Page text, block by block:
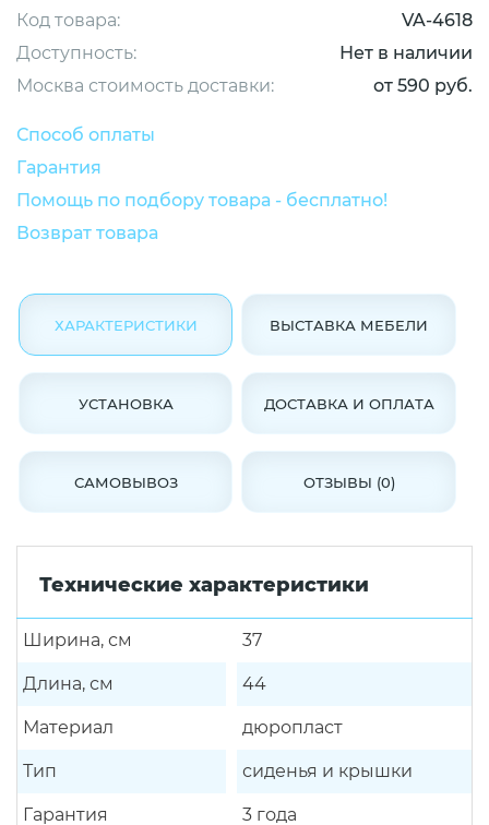
Код товара:
VA-4618
Доступность:
Нет в наличии
Москва стоимость доставки:
от 590 руб.
Способ оплаты
Гарантия
Помощь по подбору товара - бесплатно!
Возврат товара
ХАРАКТЕРИСТИКИ ВЫСТАВКА МЕБЕЛИ
УСТАНОВКА ДОСТАВКА И ОПЛАТА
САМОВЫВОЗ ОТЗЫВЫ (0)
Технические характеристики
Ширина, см 37
Длина, см 44
Материал дюропласт
Тип сиденья и крышки
Гарантия 3 года